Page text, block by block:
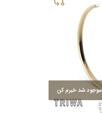
موجود شد خبرم کن